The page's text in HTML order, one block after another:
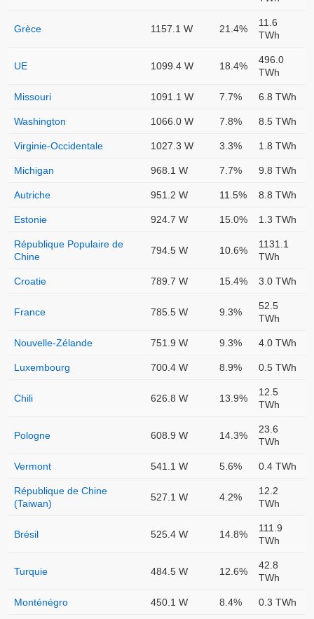
Grèce 1157.1 W 21.4%
11.6
TWh
UE 1099.4 W 18.4%
496.0
TWh
Missouri 1091.1 W 7.7% 6.8 TWh
Washington 1066.0 W 7.8% 8.5 TWh
Virginie-Occidentale 1027.3 W 3.3% 1.8 TWh
Michigan 968.1 W 7.7% 9.8 TWh
Autriche 951.2 W 11.5% 8.8 TWh
Estonie 924.7 W 15.0% 1.3 TWh
République Populaire de
Chine
794.5 W 10.6%
1131.1
TWh
Croatie 789.7 W 15.4% 3.0 TWh
France 785.5 W 9.3%
52.5
TWh
Nouvelle-Zélande 751.9 W 9.3% 4.0 TWh
Luxembourg 700.4 W 8.9% 0.5 TWh
Chili 626.8 W 13.9%
12.5
TWh
Pologne 608.9 W 14.3%
23.6
TWh
Vermont 541.1 W 5.6% 0.4 TWh
République de Chine
(Taiwan)
527.1 W 4.2%
12.2
TWh
Brésil 525.4 W 14.8%
111.9
TWh
Turquie 484.5 W 12.6%
42.8
TWh
Monténégro 450.1 W 8.4% 0.3 TWh